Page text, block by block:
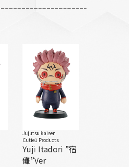
Jujutsu kaisen
Cutie1 Products
Yuji Itadori ”宿
儺”Ver